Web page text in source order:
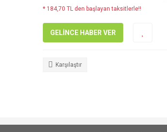
* 184,70 TL den başlayan taksitlerle!!
GELİNCE HABER VER
Karşılaştır